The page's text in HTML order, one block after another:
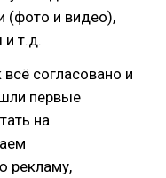
(фото и видео),
т.д.
всё согласовано и
первые
на
рекламу,